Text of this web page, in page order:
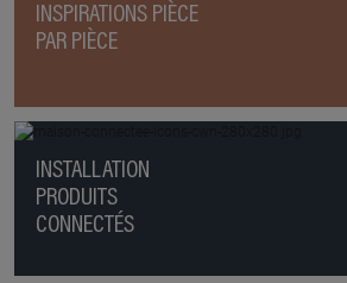
INSPIRATIONS PIÈCE
PAR PIÈCE
INSTALLATION
PRODUITS
CONNECTÉS